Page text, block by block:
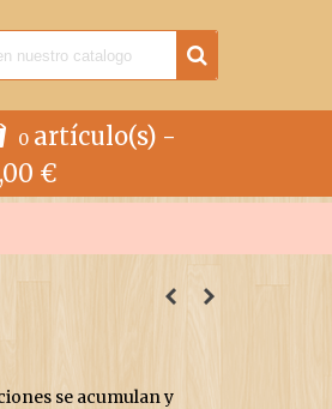
0 artículo(s) -
€
se acumulan y